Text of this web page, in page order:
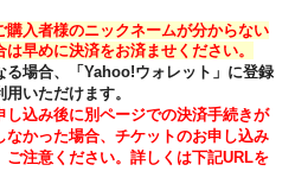
購入者様のニックネームが分からない
早めに決済をお済ませください。
場合、「Yahoo!ウォレット」に登録
いただけます。
込み後に別ページでの決済手続きが
なかった場合、チケットのお申し込み
注意ください。 詳しくは下記URLを